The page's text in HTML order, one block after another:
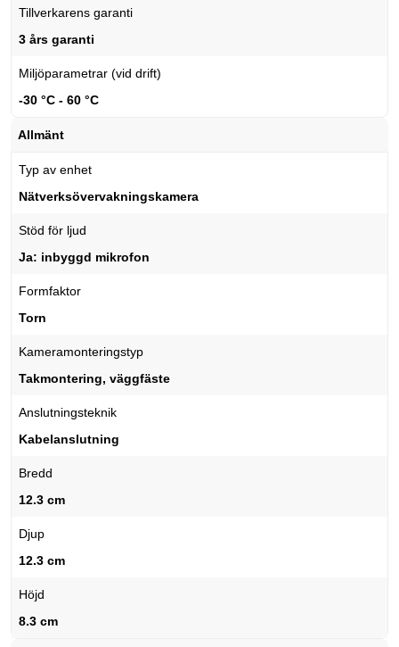
Tillverkarens garanti
3 års garanti
Miljöparametrar (vid drift)
-30 °C - 60 °C
Allmänt
Typ av enhet
Nätverksövervakningskamera
Stöd för ljud
Ja: inbyggd mikrofon
Formfaktor
Torn
Kameramonteringstyp
Takmontering, väggfäste
Anslutningsteknik
Kabelanslutning
Bredd
12.3 cm
Djup
12.3 cm
Höjd
8.3 cm